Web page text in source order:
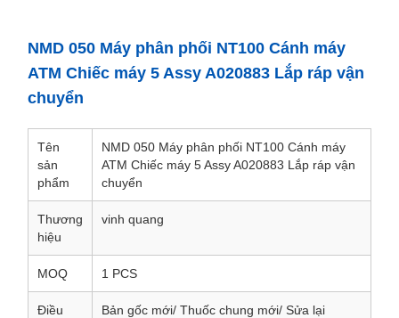
NMD 050 Máy phân phối NT100 Cánh máy
ATM Chiếc máy 5 Assy A020883 Lắp ráp vận
chuyển
Tên
sản
phẩm
NMD 050 Máy phân phối NT100 Cánh máy
ATM Chiếc máy 5 Assy A020883 Lắp ráp vận
chuyển
Thương
hiệu
vinh quang
MOQ 1 PCS
Điều
Bản gốc mới/ Thuốc chung mới/ Sửa lại